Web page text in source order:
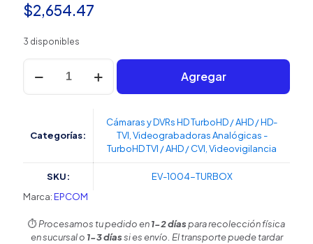
$2,654.47
3 disponibles
DVR
Megapixel
Canales
TURBOHD
IP
Bahía
Agregar
Categorías:
Cámaras y DVRs HD TurboHD / AHD / HD-
TVI Videograbadoras Analógicas -
TurboHD TVI / AHD / CVI Videovigilancia
SKU:
EV-1004-TURBOX
Marca:EPCOM
⏱️Procesamos tu pedido en1-2 díaspara recolección física
en sucursal o 1-3 díassi es envío. El transporte puede tardar